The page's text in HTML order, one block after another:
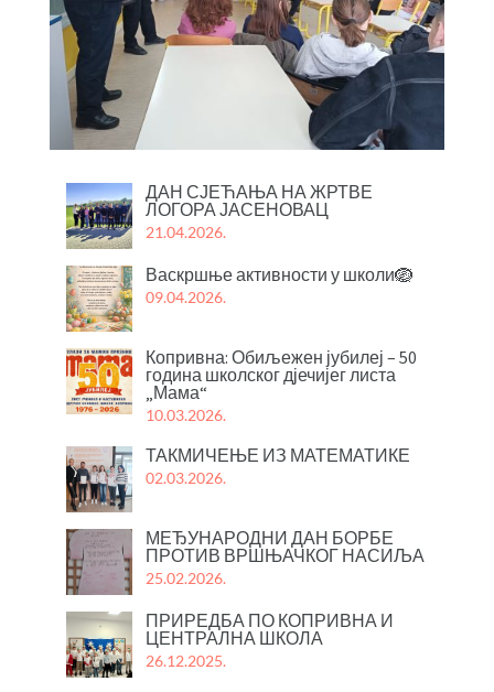
ДАН СЈЕЋАЊА НА ЖРТВЕ
ЛОГОРА ЈАСЕНОВАЦ
21.04.2026.
Васкршње активности у школи🪺
09.04.2026.
Копривна: Обиљежен јубилеј – 50
година школског дјечијег листа
„Мама“
10.03.2026.
ТАКМИЧЕЊЕ ИЗ МАТЕМАТИКЕ
02.03.2026.
МЕЂУНАРОДНИ ДАН БОРБЕ
ПРОТИВ ВРШЊАЧКОГ НАСИЉА
25.02.2026.
ПРИРЕДБА ПО КОПРИВНА И
ЦЕНТРАЛНА ШКОЛА
26.12.2025.